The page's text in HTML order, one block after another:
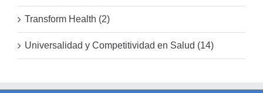
Transform Health (2)
Universalidad y Competitividad en Salud (14)